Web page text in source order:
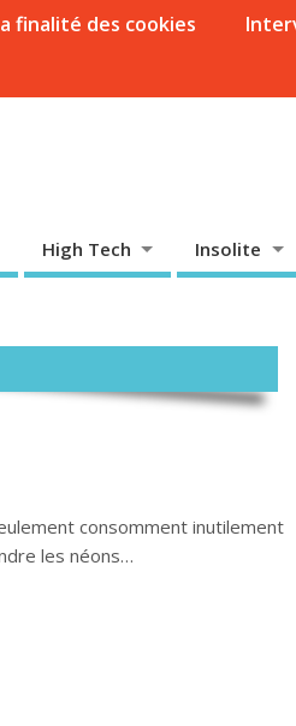
finalité des cookies
High Tech Insolite
consomment inutilement
les néons…